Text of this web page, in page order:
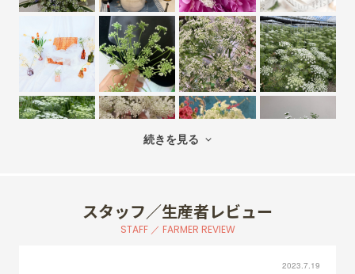
続きを見る
スタッフ／生産者レビュー
STAFF ／ FARMER REVIEW
2023.7.19